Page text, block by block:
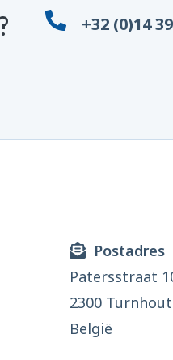
+32 (0)14
Postadres
Patersstraat
2300 Turnhout
België